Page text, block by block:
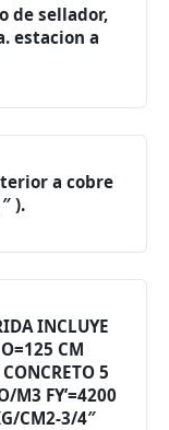
de sellador,
estacion a
a cobre
).
INCLUYE
CM
5
M3 FY’=4200
CM2-3/4″